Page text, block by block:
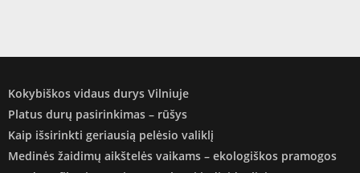
Kokybiškos vidaus durys Vilniuje
Platus durų pasirinkimas – rūšys
Kaip išsirinkti geriausią pelėsio valiklį
Medinės žaidimų aikštelės vaikams – ekologiškos pramogos